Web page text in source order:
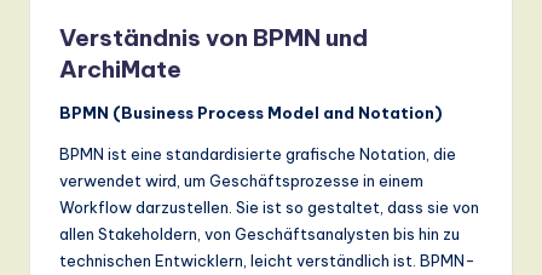
A
o
ft
w
Verständnis von BPMN und
ArchiMate
BPMN (Business Process Model and Notation)
BPMN ist eine standardisierte grafische Notation, die
verwendet wird, um Geschäftsprozesse in einem
Workflow darzustellen. Sie ist so gestaltet, dass sie von
allen Stakeholdern, von Geschäftsanalysten bis hin zu
technischen Entwicklern, leicht verständlich ist. BPMN-